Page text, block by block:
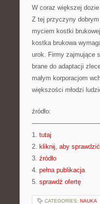
W coraz większej
Z tej przyczyny
myciem kostki
kostka brukowa
urok. Firmy zajmujące
brane do adaptacji
małym korporacjom
większości młodzi
źródło:
1. tutaj
2. kliknij, aby sprawdzić
3. źródło
4. pełna publikacja
5. sprawdź ofertę
CATEGORIES: NAUKA